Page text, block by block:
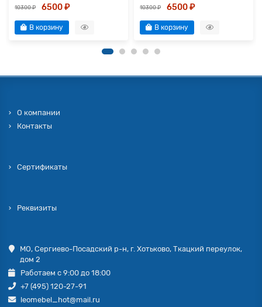
10300 ₽ 6500 ₽
В корзину
10300 ₽ 6500 ₽
В корзину
О компании
Контакты
Сертификаты
Реквизиты
МО, Сергиево-Посадский р-н, г. Хотьково, Ткацкий переулок,
дом 2
Работаем с 9:00 до 18:00
+7 (495) 120-27-91
leomebel_hot@mail.ru